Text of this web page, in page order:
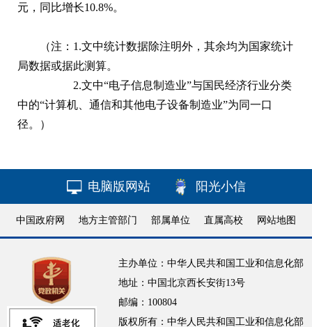
元，同比增长10.8%。
（注：1.文中统计数据除注明外，其余均为国家统计
局数据或据此测算。
2.文中“电子信息制造业”与国民经济行业分类
中的“计算机、通信和其他电子设备制造业”为同一口
径。）
电脑版网站 阳光小信
中国政府网 地方主管部门 部属单位 直属高校 网站地图
主办单位：中华人民共和国工业和信息化部
地址：中国北京西长安街13号
邮编：100804
版权所有：中华人民共和国工业和信息化部